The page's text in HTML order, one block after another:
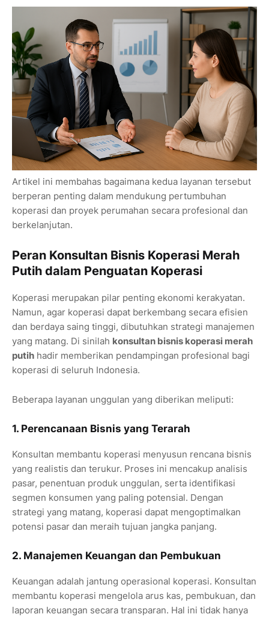
Artikel ini membahas bagaimana kedua layanan tersebut
berperan penting dalam mendukung pertumbuhan
koperasi dan proyek perumahan secara profesional dan
berkelanjutan.
Peran Konsultan Bisnis Koperasi Merah
Putih dalam Penguatan Koperasi
Koperasi merupakan pilar penting ekonomi kerakyatan.
Namun, agar koperasi dapat berkembang secara efisien
dan berdaya saing tinggi, dibutuhkan strategi manajemen
yang matang. Di sinilah konsultan bisnis koperasi merah
putih hadir memberikan pendampingan profesional bagi
koperasi di seluruh Indonesia.
Beberapa layanan unggulan yang diberikan meliputi:
1. Perencanaan Bisnis yang Terarah
Konsultan membantu koperasi menyusun rencana bisnis
yang realistis dan terukur. Proses ini mencakup analisis
pasar, penentuan produk unggulan, serta identifikasi
segmen konsumen yang paling potensial. Dengan
strategi yang matang, koperasi dapat mengoptimalkan
potensi pasar dan meraih tujuan jangka panjang.
2. Manajemen Keuangan dan Pembukuan
Keuangan adalah jantung operasional koperasi. Konsultan
membantu koperasi mengelola arus kas, pembukuan, dan
laporan keuangan secara transparan. Hal ini tidak hanya